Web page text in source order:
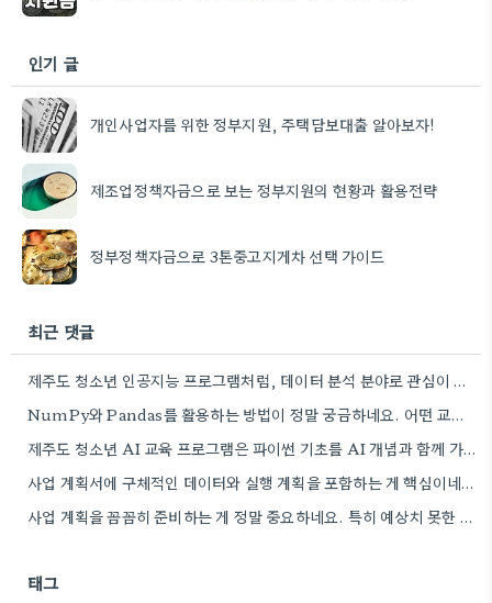
인기 글
개인사업자를 위한 정부지원, 주택담보대출 알아보자!
제조업정책자금으로 보는 정부지원의 현황과 활용전략
정부정책자금으로 3톤중고지게차 선택 가이드
최근 댓글
제주도 청소년 인공지능 프로그램처럼, 데이터 분석 분야로 관심이 생겨서 오프라인 학원 정보 좀 더 찾아봐야겠네요.
NumPy와 Pandas를 활용하는 방법이 정말 궁금하네요. 어떤 교육 과정에서 좀 더 자세히 다루는지 알려주실 수…
제주도 청소년 AI 교육 프로그램은 파이썬 기초를 AI 개념과 함께 가르치는 방식이 흥미롭네요. 특히 인공지능…
사업 계획서에 구체적인 데이터와 실행 계획을 포함하는 게 핵심이네요. 제가 비슷한 경험이 있어서, 단순히 아이디어를…
사업 계획을 꼼꼼히 준비하는 게 정말 중요하네요. 특히 예상치 못한 지출 때문에 어려움을 겪는 경우도…
태그